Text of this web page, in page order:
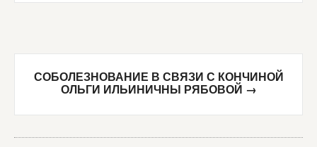
СОБОЛЕЗНОВАНИЕ В СВЯЗИ С КОНЧИНОЙ
ОЛЬГИ ИЛЬИНИЧНЫ РЯБОВОЙ →